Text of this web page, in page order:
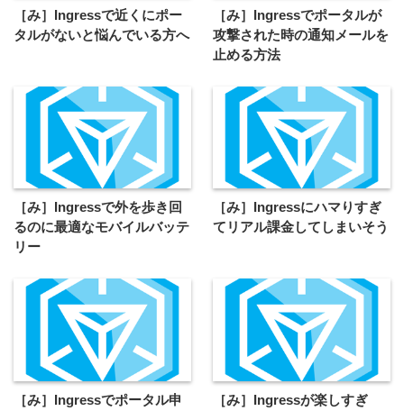
［み］Ingressで近くにポー
タルがないと悩んでいる方へ
［み］Ingressでポータルが
攻撃された時の通知メールを
止める方法
［み］Ingressで外を歩き回
るのに最適なモバイルバッテ
リー
［み］Ingressにハマりすぎ
てリアル課金してしまいそう
［み］Ingressでポータル申
［み］Ingressが楽しすぎ